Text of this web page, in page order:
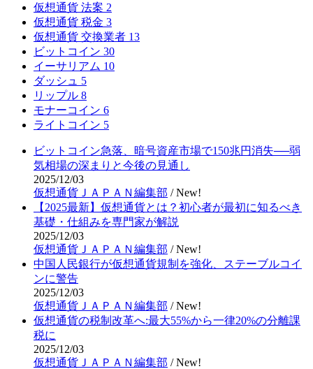
仮想通貨 法案 2
仮想通貨 税金 3
仮想通貨 交換業者 13
ビットコイン 30
イーサリアム 10
ダッシュ 5
リップル 8
モナーコイン 6
ライトコイン 5
ビットコイン急落、暗号資産市場で150兆円消失──弱
気相場の深まりと今後の見通し
2025/12/03
仮想通貨ＪＡＰＡＮ編集部 /New!
【2025最新】仮想通貨とは？初心者が最初に知るべき
基礎・仕組みを専門家が解説
2025/12/03
仮想通貨ＪＡＰＡＮ編集部 /New!
中国人民銀行が仮想通貨規制を強化、ステーブルコイ
ンに警告
2025/12/03
仮想通貨ＪＡＰＡＮ編集部 /New!
仮想通貨の税制改革へ:最大55%から一律20%の分離課
税に
2025/12/03
仮想通貨ＪＡＰＡＮ編集部 /New!